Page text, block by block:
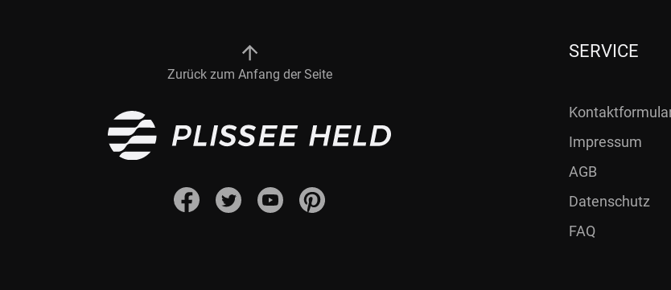
Zurück zum Anfang der Seite
SERVICE
Impressum
AGB
Datenschutz
FAQ